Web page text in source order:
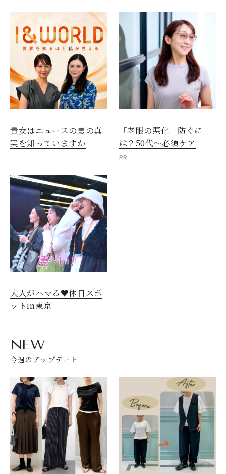
貴女はニュースの裏の真
実を知っていますか
「老眼の悪化」防ぐに
は？50代～必須ケア
PR
大人がハマる♥休日スポ
ットin東京
NEW
今週のアップデート